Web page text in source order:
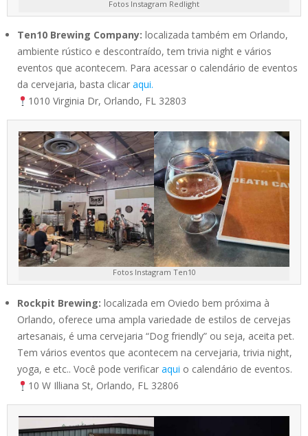
Fotos Instagram Redlight
Ten10 Brewing Company: localizada também em Orlando,
ambiente rústico e descontraído, tem trivia night e vários
eventos que acontecem. Para acessar o calendário de eventos
da cervejaria, basta clicar aqui.
1010 Virginia Dr, Orlando, FL 32803
Fotos Instagram Ten10
Rockpit Brewing: localizada em Oviedo bem próxima à
Orlando, oferece uma ampla variedade de estilos de cervejas
artesanais, é uma cervejaria “Dog friendly” ou seja, aceita pet.
Tem vários eventos que acontecem na cervejaria, trivia night,
yoga, e etc.. Você pode verificar aqui o calendário de eventos.
10 W Illiana St, Orlando, FL 32806